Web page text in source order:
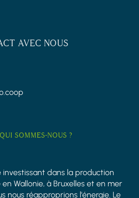
AVEC NOUS
QUI SOMMES-NOUS ?
dans la production
Wallonie, à Bruxelles et en mer
nous réapproprions l'énergie. Le